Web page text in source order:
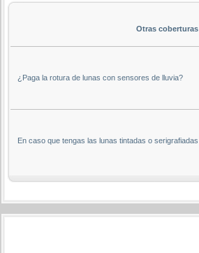
Otras coberturas
¿Paga la rotura de lunas con sensores de lluvia?
En caso que tengas las lunas tintadas o